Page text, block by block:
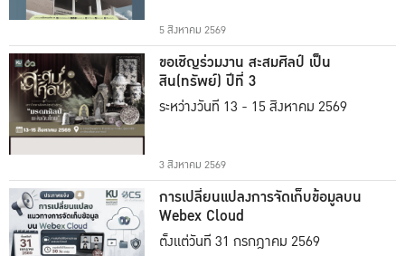
5 สิงหาคม 2569
ขอเชิญร่วมงาน สะสมศิลป์ เป็น
สิน(ทรัพย์) ปีที่ 3
ระหว่างวันที่ 13 - 15 สิงหาคม 2569
3 สิงหาคม 2569
การเปลี่ยนแปลงการจัดเก็บข้อมูลบน
Webex Cloud
ตั้งแต่วันที่ 31 กรกฎาคม 2569